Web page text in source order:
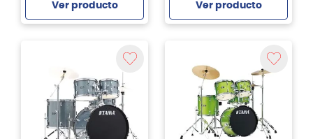
Ver producto Ver producto